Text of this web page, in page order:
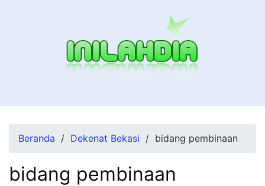
Beranda Dekenat Bekasi bidang pembinaan
bidang pembinaan